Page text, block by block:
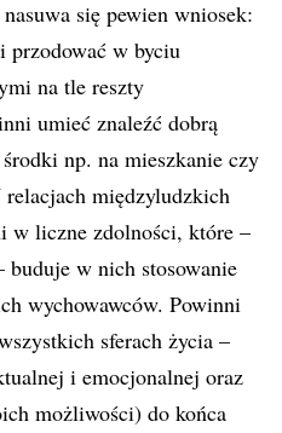
się pewien wniosek:
przodować w byciu
na tle reszty
umieć znaleźć dobrą
np. na mieszkanie czy
międzyludzkich
w liczne zdolności, które –
w nich stosowanie
wychowawców. Powinni
sferach życia –
i emocjonalnej oraz
możliwości) do końca